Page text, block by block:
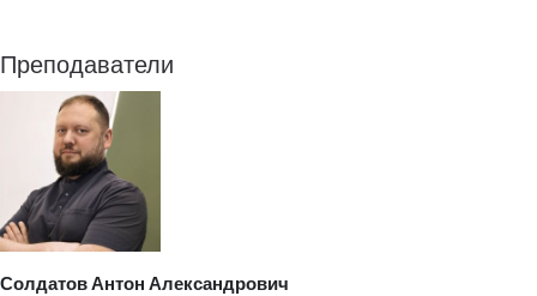
Преподаватели
Солдатов Антон Александрович